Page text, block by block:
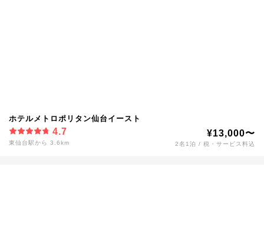
ホテルメトロポリタン仙台イースト
4.7
東仙台駅から 3.6km
¥13,000〜
2名1泊 / 税・サービス料込